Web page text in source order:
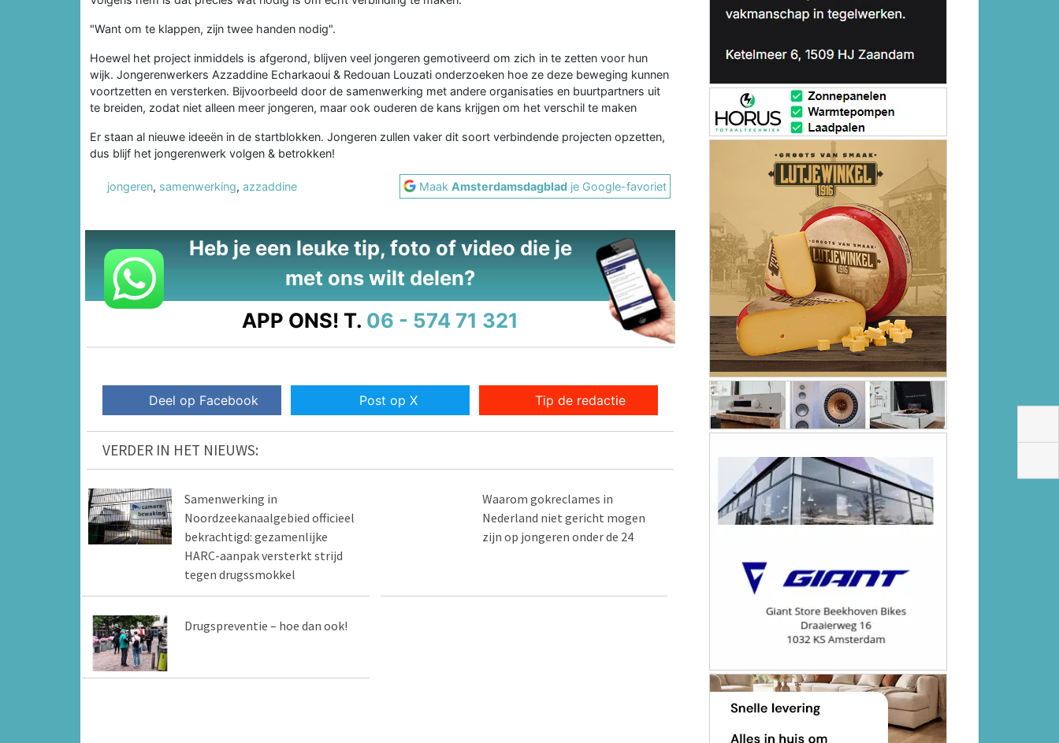
"Want om te klappen, zijn twee handen nodig".
Hoewel het project inmiddels is afgerond, blijven veel jongeren gemotiveerd om zich in te zetten voor hun
wijk. Jongerenwerkers Azzaddine Echarkaoui & Redouan Louzati onderzoeken hoe ze deze beweging kunnen
voortzetten en versterken. Bijvoorbeeld door de samenwerking met andere organisaties en buurtpartners uit
te breiden, zodat niet alleen meer jongeren, maar ook ouderen de kans krijgen om het verschil te maken
Er staan al nieuwe ideeën in de startblokken. Jongeren zullen vaker dit soort verbindende projecten opzetten,
dus blijf het jongerenwerk volgen & betrokken!
jongeren, samenwerking, azzaddine MaakAmsterdamsdagblad je Google-favoriet
Heb je een leuke tip, foto of video die je
met ons wilt delen?
APP ONS! T. 06 - 574 71 321
Deel op Facebook Post op X Tip de redactie
VERDER IN HET NIEUWS:
Samenwerking in
Noordzeekanaalgebied officieel
bekrachtigd: gezamenlijke
HARC-aanpak versterkt strijd
tegen drugssmokkel
Waarom gokreclames in
Nederland niet gericht mogen
zijn op jongeren onder de 24
Drugspreventie – hoe dan ook!